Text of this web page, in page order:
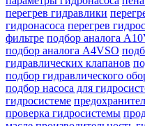
перегрев гидравлики
гидронасоса перегрев
фильтре подбор аналога
подбор аналога A4VSO
гидравлических клапанов
подбор гидравлического
подбор насоса для
гидросистеме
проверка гидросистемы